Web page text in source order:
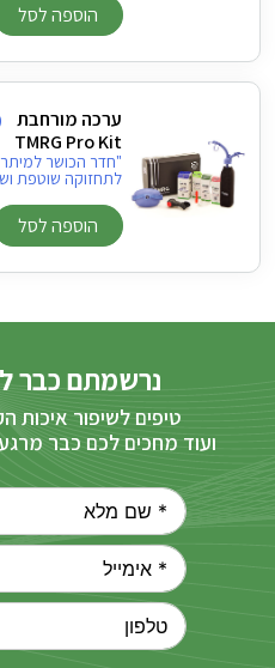
הוספה לסל
ערכה מורחבת
TMRG Pro Kit
"חדר הכושר
לתחזוקה שוטפת
הוספה לסל
נרשמתם כבר
טיפים לשיפור איכות
ועוד מחכים לכם כבר